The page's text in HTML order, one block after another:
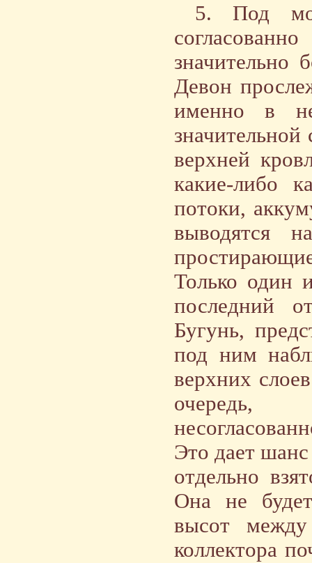
5. Под
значительно
Девон
именно в
верхней
какие-либо
потоки,
выводятся
Только один
последний
Бугунь,
под ним
верхних
очередь,
Это дает шанс
отдельно
Она не
высот
коллектора